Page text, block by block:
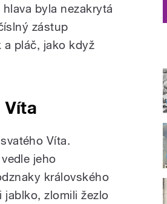
byla nezakrytá
zástup
a pláč, jako když
Víta.
jeho
královského
zlomili žezlo